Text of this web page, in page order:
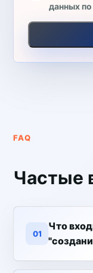
данных
FAQ
Частые
01
Что